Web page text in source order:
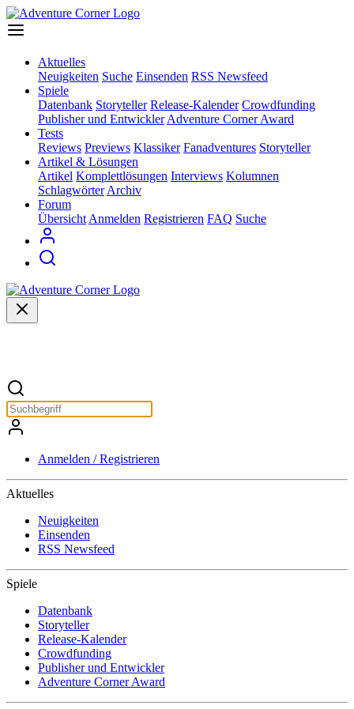
Aktuelles
Neuigkeiten Suche Einsenden RSS Newsfeed
Spiele
Datenbank Storyteller Release-Kalender Crowdfunding
Publisher und Entwickler Adventure Corner Award
Tests
Reviews Previews Klassiker Fanadventures Storyteller
Artikel & Lösungen
Artikel Komplettlösungen Interviews Kolumnen
Schlagwörter Archiv
Forum
Übersicht Anmelden Registrieren FAQ Suche
Anmelden / Registrieren
Aktuelles
Neuigkeiten
Einsenden
RSS Newsfeed
Spiele
Datenbank
Storyteller
Release-Kalender
Crowdfunding
Publisher und Entwickler
Adventure Corner Award